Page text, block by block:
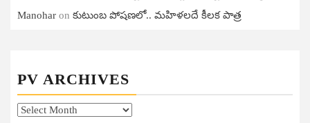
Manohar on కుటుంబ పోషణలో.. మహిళలదే కీలక పాత్ర
PV ARCHIVES
PV